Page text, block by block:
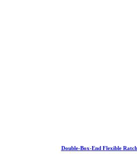
Double-Box-End Flexible